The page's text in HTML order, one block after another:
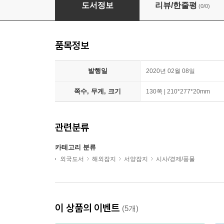
도서정보 리뷰/한줄평 (0/0)
품목정보
발행일 2020년 02월 08일
쪽수, 무게, 크기 130쪽 | 210*277*20mm
관련분류
카테고리 분류
외국도서 해외잡지 서양잡지 시사/경제/풍물
이 상품의 이벤트 (5개)